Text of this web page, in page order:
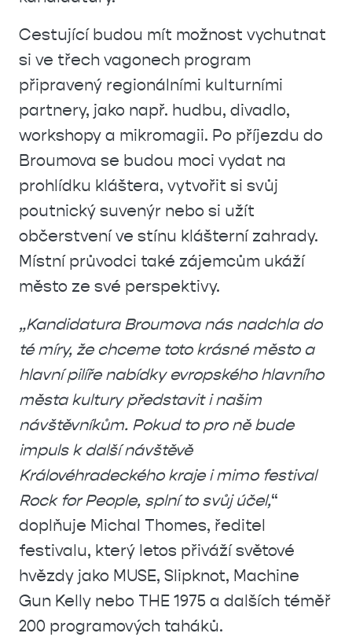
Cestující budou mít možnost vychutnat
si ve třech vagonech program
připravený regionálními kulturními
partnery, jako např. hudbu, divadlo,
workshopy a mikromagii. Po příjezdu do
Broumova se budou moci vydat na
prohlídku kláštera, vytvořit si svůj
poutnický suvenýr nebo si užít
občerstvení ve stínu klášterní zahrady.
Místní průvodci také zájemcům ukáží
město ze své perspektivy.
„Kandidatura Broumova nás nadchla do
té míry, že chceme toto krásné město a
hlavní pilíře nabídky evropského hlavního
města kultury představit i našim
návštěvníkům. Pokud to pro ně bude
impuls k další návštěvě
Královéhradeckého kraje i mimo festival
Rock for People, splní to svůj účel,“
doplňuje Michal Thomes, ředitel
festivalu, který letos přiváží světové
hvězdy jako MUSE, Slipknot, Machine
Gun Kelly nebo THE 1975 a dalších téměř
200 programových taháků.